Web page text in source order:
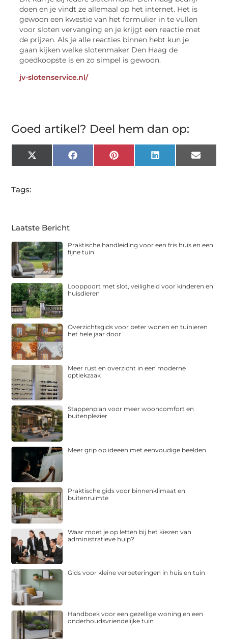
doen en je vindt ze allemaal op het internet. Het is
gewoon een kwestie van het formulier in te vullen
voor sloten vervanging en je krijgt een reactie met
de prijzen. Als je alle reacties binnen hebt kun je
gaan kijken welke slotenmaker Den Haag de
goedkoopste is en zo simpel is gewoon.
jv-slotenservice.nl/
Goed artikel? Deel hem dan op:
X
(Twitter)
FacebookPinterest LinkedIn Email
Tags:
Laatste Bericht
Praktische handleiding voor een fris huis en een
fijne tuin
Looppoort met slot, veiligheid voor kinderen en
huisdieren
Overzichtsgids voor beter wonen en tuinieren
het hele jaar door
Meer rust en overzicht in een moderne
optiekzaak
Stappenplan voor meer wooncomfort en
buitenplezier
Meer grip op ideeën met eenvoudige beelden
Praktische gids voor binnenklimaat en
buitenruimte
Waar moet je op letten bij het kiezen van
administratieve hulp?
Gids voor kleine verbeteringen in huis en tuin
Handboek voor een gezellige woning en een
onderhoudsvriendelijke tuin